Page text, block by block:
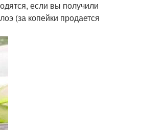
если вы получили
(за копейки продается